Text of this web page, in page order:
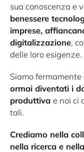
sua conoscenza e
benessere
imprese,
digitalizzazione,
delle loro esigenze.
Siamo
ormai diventati i
produttiva e noi ci
tali.
Crediamo nella
nella ricerca e